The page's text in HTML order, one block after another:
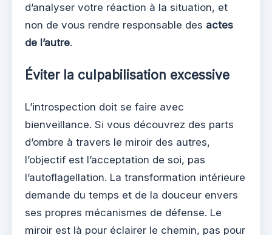
d’analyser votre réaction à la situation, et
non de vous rendre responsable des actes
de l’autre.
Éviter la culpabilisation excessive
L’introspection doit se faire avec
bienveillance. Si vous découvrez des parts
d’ombre à travers le miroir des autres,
l’objectif est l’acceptation de soi, pas
l’autoflagellation. La transformation intérieure
demande du temps et de la douceur envers
ses propres mécanismes de défense. Le
miroir est là pour éclairer le chemin, pas pour